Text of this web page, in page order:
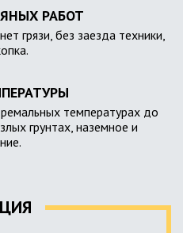
РАБОТ
грязи, без заезда техники,
температурах до
грунтах, наземное и